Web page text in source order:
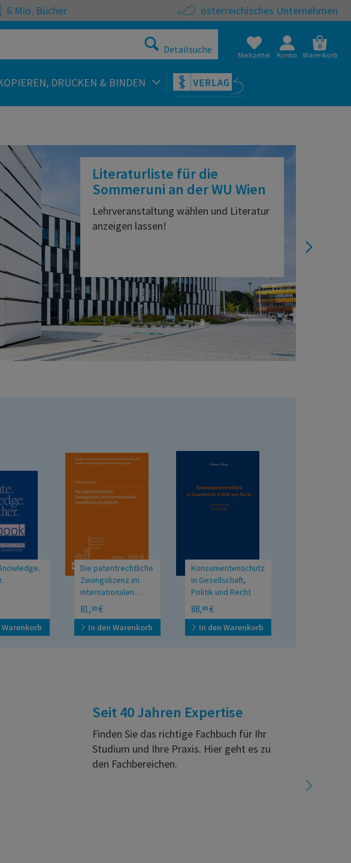
6 Mio. Bücher österreichisches Unternehmen
Detailsuche Merkzettel Konto
0
Warenkorb
DRUCKEN & BINDEN
Literaturliste für die
Sommeruni an der WU Wien
Lehrveranstaltung wählen und Literatur
anzeigen lassen!
in Science
Warenkorb
Die patentrechtliche
Zwangslizenz im
internationalen
Investitionsschutzrecht
81,20 €
In den Warenkorb
Konsumentenschutz
in Gesellschaft,
Politik und Recht
Festschrift für Peter
Kolba
88,00 €
In den Warenkorb
Seit 40 Jahren Expertise
Finden Sie das richtige Fachbuch für Ihr
Studium und Ihre Praxis. Hier geht es zu
den Fachbereichen.